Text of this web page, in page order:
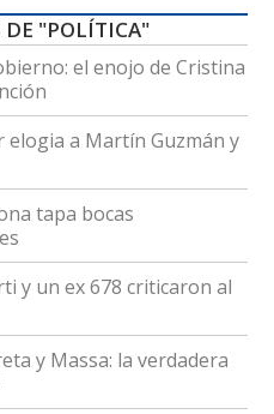
DE "POLÍTICA"
el enojo de Cristina
elogia a Martín Guzmán y
tapa bocas
y un ex 678 criticaron al
y Massa: la verdadera